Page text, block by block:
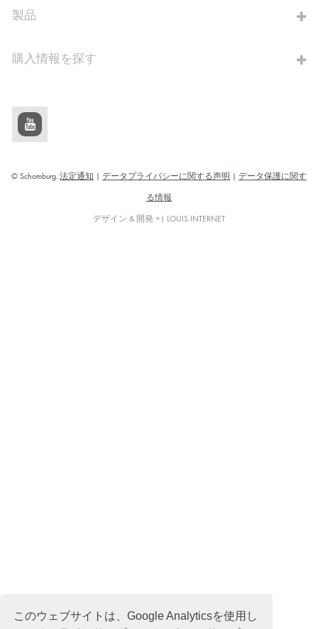
このウェブサイトは、Google Analyticsを使用し
製品
購入情報を探す
© Schomburg. 法定通知 データプライバシーに関する声明 データ保護に関す
る情報
デザイン & 開発 +| LOUIS INTERNET